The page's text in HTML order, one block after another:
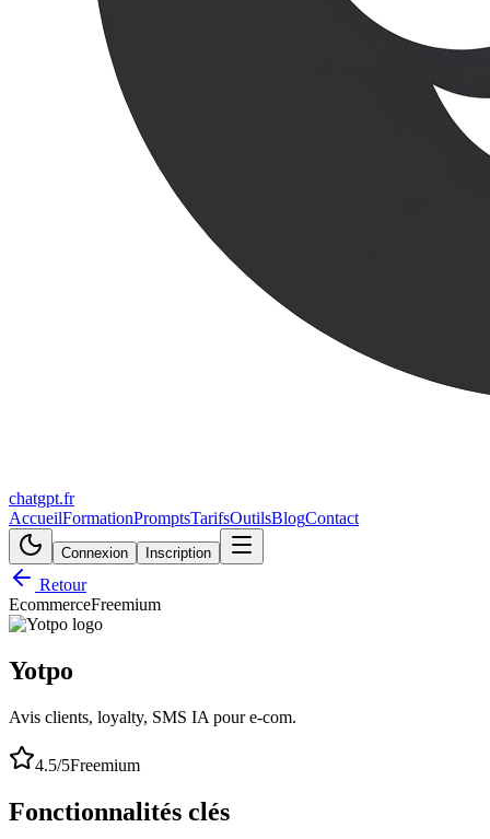
chatgpt.fr
AccueilFormationPromptsTarifsOutilsBlogContact
Connexion Inscription
Retour
EcommerceFreemium
Yotpo
Avis clients, loyalty, SMS IA pour e-com.
4.5/5Freemium
Fonctionnalités clés